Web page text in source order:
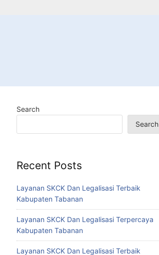
Search
Search
Recent Posts
Layanan SKCK Dan Legalisasi Terbaik
Kabupaten Tabanan
Layanan SKCK Dan Legalisasi Terpercaya
Kabupaten Tabanan
Layanan SKCK Dan Legalisasi Terbaik